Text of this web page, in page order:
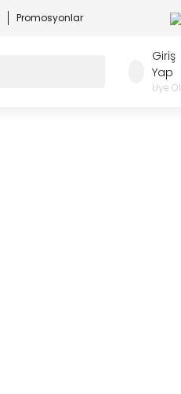
Promosyonlar
Giriş
Yap
Üye Ol